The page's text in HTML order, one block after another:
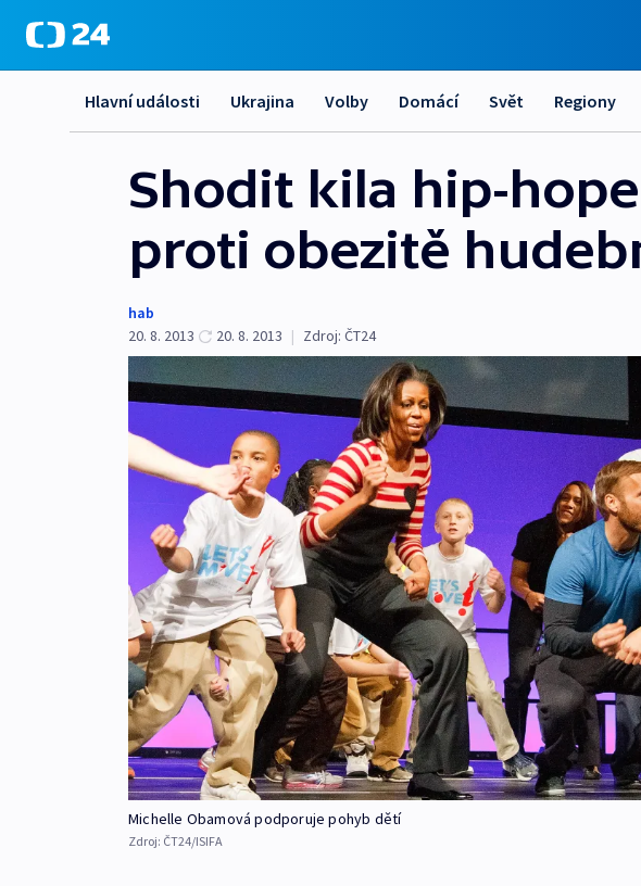
Hlavní události Ukrajina Volby Domácí Svět Regiony
Shodit kila hip-
proti obezitě
hab
20. 8. 2013
20. 8. 2013 | Zdroj: ČT24
Michelle Obamová podporuje pohyb dětí
Zdroj: ČT24/ISIFA